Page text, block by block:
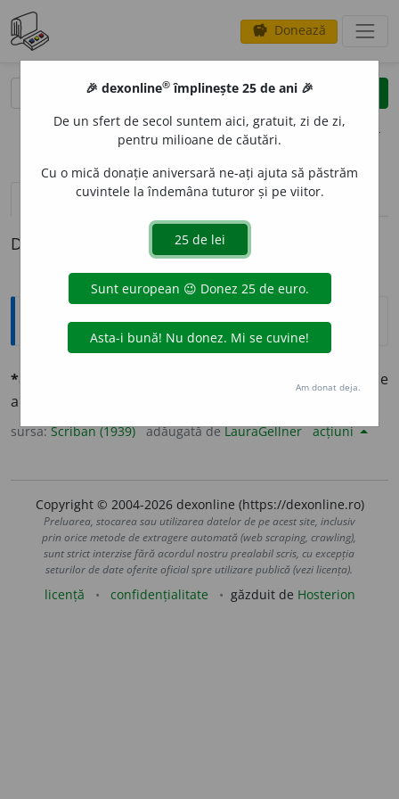
savings Donează
clear
opțiuni
definiții (1) pronunțievolume_up (18)
Definiția cu ID-ul 562704:
Explicative DEX
*altruíst, -ă
). Care e pătruns de
altruizm, milos.
sursa:Scriban (1939) adăugată deLauraGellner acțiuni
Copyright © 2004-2026 dexonline (https://dexonline.ro)
Preluarea, stocarea sau utilizarea datelor de pe acest site, inclusiv
prin orice metode de extragere automată (web scraping, crawling),
sunt strict interzise fără acordul nostru prealabil scris, cu excepția
seturilor de date oferite oficial spre utilizare publică (vezi licența).
licență confidențialitate găzduit de Hosterion
🎉 dexonline® împlinește 25 de ani 🎉
De un sfert de secol suntem aici, gratuit, zi de zi,
pentru milioane de căutări.
Cu o mică donație aniversară ne-ați ajuta să păstrăm
cuvintele la îndemâna tuturor și pe viitor.
Am donat deja.